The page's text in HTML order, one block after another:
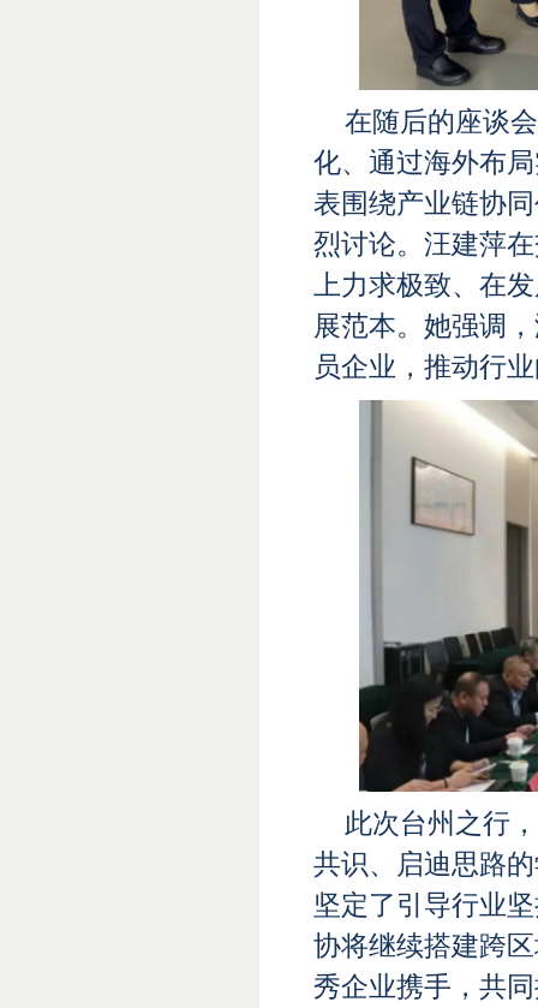
在随后的座谈
化、通过海外布
表围绕产业链协
烈讨论。汪建萍
上力求极致、在
展范本。她强调
员企业，推动行
此次台州之行
共识、启迪思路
坚定了引导行业
协将继续搭建跨
秀企业携手，共